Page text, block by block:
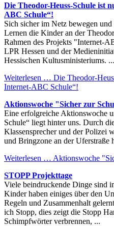
Die Theodor-Heuss-Schule ist
ABC Schule“!
Sich sicher im Netz bewegen
Lernen die Kinder an der
Rahmen des Projekts "Internet-
LPR Hessen und der
Hessischen Kultusministeriums. ...
Weiterlesen … Die Theodor-
Internet-ABC Schule“!
Aktionswoche "Sicher zur
Eine erfolgreiche Aktionswoche
Schule“ liegt hinter uns. Durch
Klassensprecher und der Polizei
und Bringzone an der Uferstraße
Weiterlesen … Aktionswoche
STOPP Projekttage
Viele beindruckende Dinge sind
Kinder haben einiges über den
Regeln und Zusammenhalt
ich Stopp, dies zeigt die Stopp
Schimpfwörter verbrennen, ...